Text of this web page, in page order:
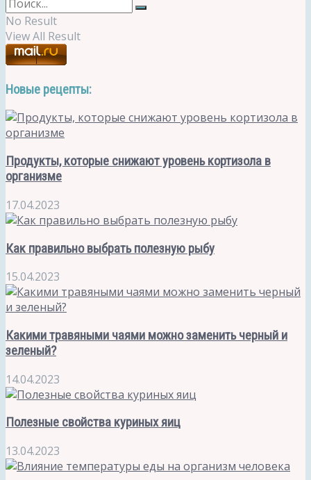
No Result
View All Result
Новые рецепты:
Продукты, которые снижают уровень кортизола в
организме
17.04.2023
Как правильно выбрать полезную рыбу
15.04.2023
Какими травяными чаями можно заменить черный и
зеленый?
14.04.2023
Полезные свойства куриных яиц
13.04.2023